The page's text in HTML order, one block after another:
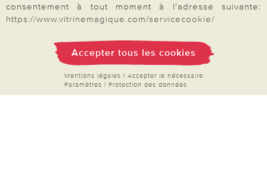
Votre commande
consentement à tout moment à l'adresse suivante:
https://www.vitrinemagique.com/servicecookie/
Accepter tous les cookies
Mentions légales | Accepter le nécessaire
Paramètres | Protection des données